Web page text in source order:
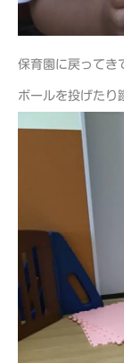
保育園に戻ってき
ボールを投げたり